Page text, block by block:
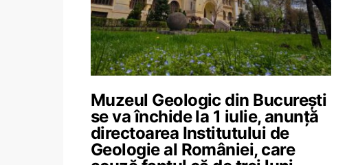
Muzeul Geologic din București
se va închide la 1 iulie, anunță
directoarea Institutului de
Geologie al României, care